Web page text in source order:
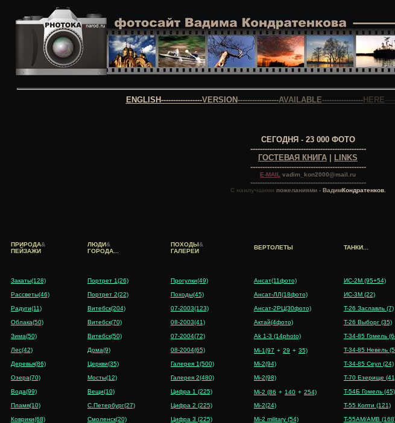
ENGLISH-----------------VERSION-----------------AVAILABLE-----------------HERE
СЕГОДНЯ - 23 000 ФОТО
------------------------------------------------
ГОСТЕВАЯ КНИГА
LINKS
------------------------------------------------
E-MAIL vadim_kon2000@mail.ru
------------------------------------------------
С наилучшими пожеланиями - ВадимКондратенков.
ПРИРОДА&
ПЕЙЗАЖИ
Закаты(128)
Рассветы(46)
Радуги(11)
Облака(50)
Зима(50)
Лес(42)
Деревья(86)
Озера(70)
Вода(99)
Пламя(10)
Коврики(68)
ЛЮДИ&
ГОРОДА...
Портрет 1(26)
Портрет 2(22)
Витебск(204)
Витебск(70)
Витебск(50)
Дома(9)
Церкви(35)
Мосты(12)
Вещи(10)
С.Петербург(27)
Смоленск(20)
ПОХОДЫ&
ГАЛЕРЕИ
Прогулки(49)
Походы(45)
07-2003(123)
08-2003(41)
07-2004(72)
08-2004(65)
Галерея 1(500)
Галерея 2(480)
Цифра 1 (225)
Цифра 2 (225)
Цифра 3 (225)
ВЕРТОЛЕТЫ
Ансат(11фото)
Ансат-ЛЛ(18фото)
Ансат-2РЦ(30фото)
Актай(4фото)
Ak 1-3 (14photo)
Mi-1(97 + 29 + 35)
Mi-2(94)
Mi-2(98)
Mi-2 (86 + 140 + 254)
Mi-2(24)
Mi-2 military (54)
ТАНКИ...
ИС-2М (95+54)
ИС-3М (22)
T-26 Заславль (7)
T-26 Выборг (35)
T-34-85 Гомель
T-34-85 Невель
T-34-85 Сеул (24)
T-70 Езерище
T-54Б Гомель (45)
T-55 Копти (121)
T-55AM/AMВ